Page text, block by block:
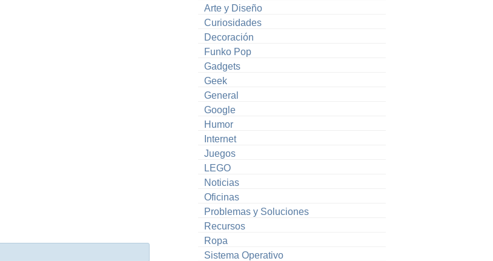
Arte y Diseño
Curiosidades
Decoración
Funko Pop
Gadgets
Geek
General
Google
Humor
Internet
Juegos
LEGO
Noticias
Oficinas
Problemas y Soluciones
Recursos
Ropa
Sistema Operativo